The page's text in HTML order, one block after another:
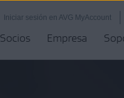
Iniciar sesión en AVG MyAccount
Socios Empresa